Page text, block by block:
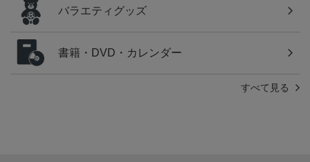
バラエティグッズ
書籍・DVD・カレンダー
すべて見る